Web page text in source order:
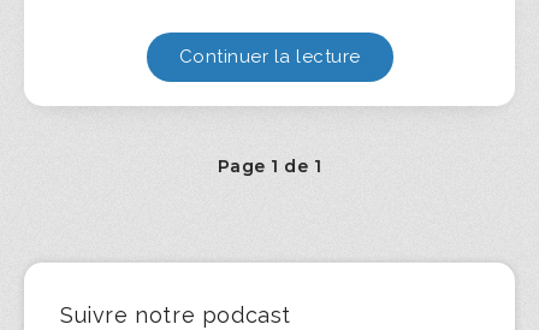
Continuer la lecture
Page 1 de 1
Suivre notre podcast